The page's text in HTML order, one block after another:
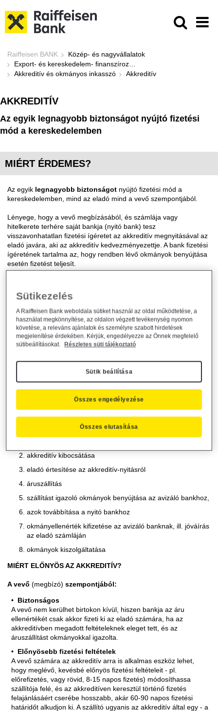
Akkreditív - Raiffeisen BANK
Raiffeisen BANK
Közép- és nagyvállalatok
Akkreditív és okmányos inkasszó
Akkreditív
AKKREDITÍV
Az egyik legnagyobb biztonságot nyújtó fizetési
mód a kereskedelemben
MIÉRT ÉRDEMES?
Az egyik legnagyobb biztonságot nyújtó fizetési mód a
kereskedelemben, mind az eladó mind a vevő szempontjából.
Lényege, hogy a vevő megbízásából, és számlája vagy
hitelkerete terhére saját bankja (nyitó bank) tesz
visszavonhatatlan fizetési ígéretet az akkreditív megnyitásával az
eladó javára, aki az akkreditív kedvezményezettje. A bank fizetési
ígéretének tartalma az, hogy rendben lévő okmányok benyújtása
esetén fizetést teljesít.
használható
. A 9/2001. (MK 147) MNB pénzforgalmi rendelkezés
Magyarországon történő alkalmazását is lehetővé teszi. Ez azt
jelenti, hogy két magyar partner kereskedelmi ügyletei során az
áruellenérték rendezését akkreditíven keresztül is lebonyolíthatja.
FOLYAMATÁBRA
akkreditív kibocsátása
eladó értesítése az akkreditív-nyitásról
áruszállítás
szállítást igazoló okmányok benyújtása az avizáló bankhoz,
azok továbbítása a nyitó bankhoz
okmányellenérték kifizetése az avizáló banknak, ill. jóváírás
az eladó számláján
okmányok kiszolgáltatása
MIÉRT ELŐNYÖS AZ AKKREDITÍV?
A vevő (megbízó) szempontjából:
Biztonságos
A vevő nem kerülhet birtokon kívül, hiszen bankja az áru
ellenértékét csak akkor fizeti ki az eladó számára, ha az
akkreditívben megadott feltételeknek eleget tett, és az
áruszállítást okmányokkal igazolta.
Előnyösebb fizetési feltételek
A vevő számára az akkreditív arra is alkalmas eszköz lehet,
hogy meglévő, kevésbé előnyös fizetési feltételeit - pl.
előrefizetés, vagy rövid, 8-15 napos fizetés) módosíthassa
szállítója felé, és az akkreditíven keresztül történő fizetés
felajánlásáért cserébe hosszabb, akár 60-90 napos fizetési
határidőt alkudjon ki. A szállító ugyanis az akkreditív által egy - a
Sütikezelés
A Raiffeisen Bank weboldala sütiket használ az oldal működtetése, a
használat megkönnyítése, az oldalon végzett tevékenység nyomon
követése, a releváns ajánlatok és személyre szabott hirdetések
megjelenítése érdekében. Kérjük, engedélyezze az Önnek megfelelő
sütibeállításokat.
Részletes süti tájékoztató
Sütik beállítása
Összes elutasítása
Összes engedélyezése